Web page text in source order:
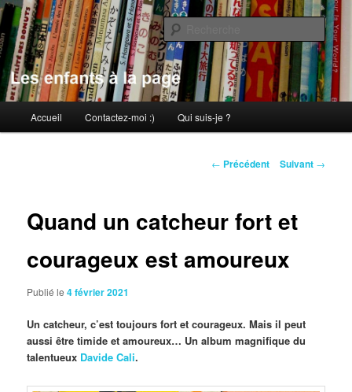
Aller
au
contenu
principalLes enfants à la page
principal
Accueil Contactez-moi :) Qui suis-je ?
Navigation
← Précédent Suivant →
Quand un catcheur fort et
courageux est amoureux
Publié le4 février 2021
Un catcheur, c’est toujours fort et courageux. Mais il peut
aussi être timide et amoureux… Un album magnifique du
talentueux Davide Cali.